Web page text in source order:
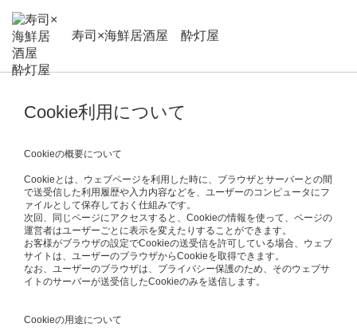
寿司×海鮮居酒屋 酔灯屋
Cookie利用について
Cookieの概要について
Cookieとは、ウェブページを利用した時に、ブラウザとサーバーとの間
で送受信した利用履歴や入力内容などを、ユーザーのコンピュータにフ
ァイルとして保存しておく仕組みです。
次回、同じページにアクセスすると、Cookieの情報を使って、ページの
運営者はユーザーごとに表示を変えたりすることができます。
お客様がブラウザの設定でCookieの送受信を許可している場合、ウェブ
サイトは、ユーザーのブラウザからCookieを取得できます。
なお、ユーザーのブラウザは、プライバシー保護のため、そのウェブサ
イトのサーバーが送受信したCookieのみを送信します。
Cookieの用途について